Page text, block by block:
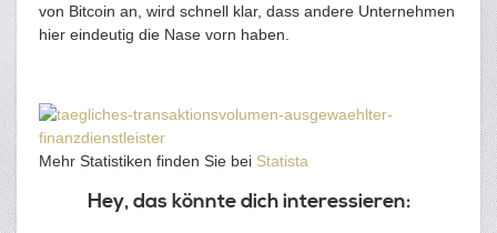
von Bitcoin an, wird schnell klar, dass andere Unternehmen
hier eindeutig die Nase vorn haben.
Mehr Statistiken finden Sie bei Statista
Hey, das könnte dich interessieren: